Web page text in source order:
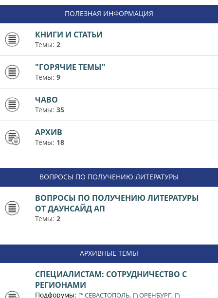
ПОЛЕЗНАЯ ИНФОРМАЦИЯ
КНИГИ И СТАТЬИ
Темы: 2
"ГОРЯЧИЕ ТЕМЫ"
Темы: 9
ЧАВО
Темы: 35
АРХИВ
Темы: 18
ВОПРОСЫ ПО ПОЛУЧЕНИЮ ЛИТЕРАТУРЫ
ВОПРОСЫ ПО ПОЛУЧЕНИЮ ЛИТЕРАТУРЫ
ОТ ДАУНСАЙД АП
Темы: 2
АРХИВНЫЕ ТЕМЫ
СПЕЦИАЛИСТАМ: СОТРУДНИЧЕСТВО С
РЕГИОНАМИ
Подфорумы: СЕВАСТОПОЛЬ, ОРЕНБУРГ,